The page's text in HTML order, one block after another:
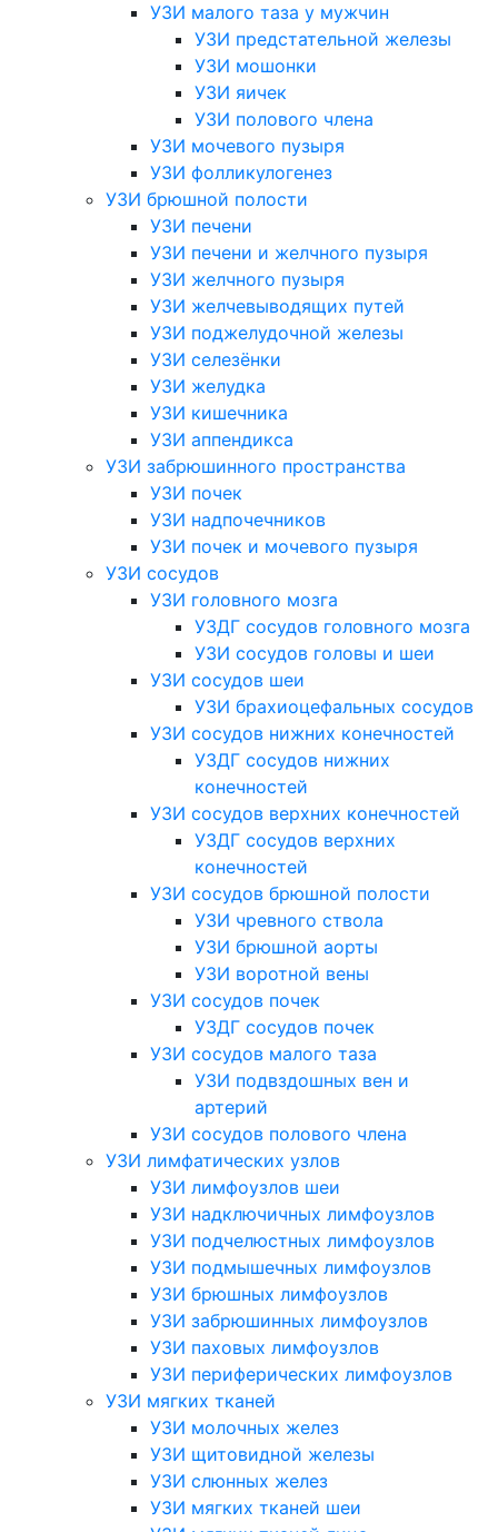
УЗИ малого таза у мужчин
УЗИ предстательной железы
УЗИ мошонки
УЗИ яичек
УЗИ полового члена
УЗИ мочевого пузыря
УЗИ фолликулогенез
УЗИ брюшной полости
УЗИ печени
УЗИ печени и желчного пузыря
УЗИ желчного пузыря
УЗИ желчевыводящих путей
УЗИ поджелудочной железы
УЗИ селезёнки
УЗИ желудка
УЗИ кишечника
УЗИ аппендикса
УЗИ забрюшинного пространства
УЗИ почек
УЗИ надпочечников
УЗИ почек и мочевого пузыря
УЗИ сосудов
УЗИ головного мозга
УЗДГ сосудов головного мозга
УЗИ сосудов головы и шеи
УЗИ сосудов шеи
УЗИ брахиоцефальных сосудов
УЗИ сосудов нижних конечностей
УЗДГ сосудов нижних
конечностей
УЗИ сосудов верхних конечностей
УЗДГ сосудов верхних
конечностей
УЗИ сосудов брюшной полости
УЗИ чревного ствола
УЗИ брюшной аорты
УЗИ воротной вены
УЗИ сосудов почек
УЗДГ сосудов почек
УЗИ сосудов малого таза
УЗИ подвздошных вен и
артерий
УЗИ сосудов полового члена
УЗИ лимфатических узлов
УЗИ лимфоузлов шеи
УЗИ надключичных лимфоузлов
УЗИ подчелюстных лимфоузлов
УЗИ подмышечных лимфоузлов
УЗИ брюшных лимфоузлов
УЗИ забрюшинных лимфоузлов
УЗИ паховых лимфоузлов
УЗИ периферических лимфоузлов
УЗИ мягких тканей
УЗИ молочных желез
УЗИ щитовидной железы
УЗИ слюнных желез
УЗИ мягких тканей шеи